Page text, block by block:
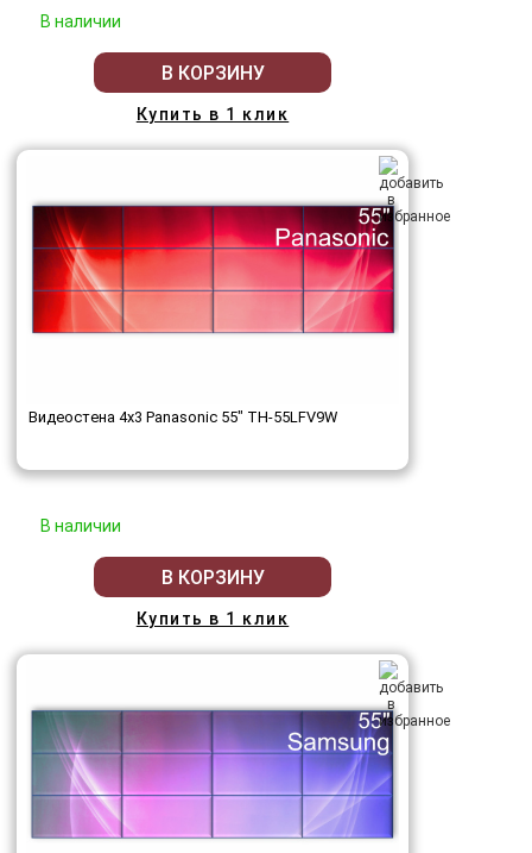
В наличии
В КОРЗИНУ
Купить в 1 клик
Видеостена 4x3 Panasonic 55" TH-55LFV9W
В наличии
В КОРЗИНУ
Купить в 1 клик